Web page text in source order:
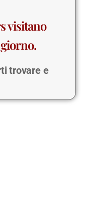
visitano
trovare e